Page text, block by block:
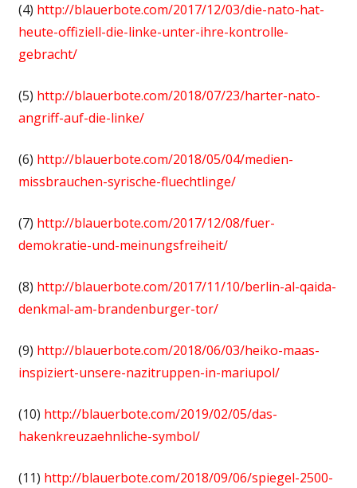
(4) http://blauerbote.com/2017/12/03/die-nato-hat-
heute-offiziell-die-linke-unter-ihre-kontrolle-
gebracht/
(5) http://blauerbote.com/2018/07/23/harter-nato-
angriff-auf-die-linke/
(6) http://blauerbote.com/2018/05/04/medien-
missbrauchen-syrische-fluechtlinge/
(7) http://blauerbote.com/2017/12/08/fuer-
demokratie-und-meinungsfreiheit/
(8) http://blauerbote.com/2017/11/10/berlin-al-qaida-
denkmal-am-brandenburger-tor/
(9) http://blauerbote.com/2018/06/03/heiko-maas-
inspiziert-unsere-nazitruppen-in-mariupol/
(10) http://blauerbote.com/2019/02/05/das-
hakenkreuzaehnliche-symbol/
(11) http://blauerbote.com/2018/09/06/spiegel-2500-